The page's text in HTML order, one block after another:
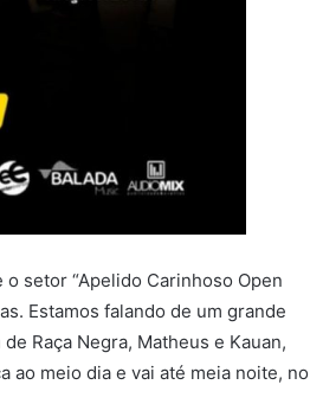
setor “Apelido Carinhoso Open
Estamos falando de um grande
Raça Negra, Matheus e Kauan,
ao meio dia e vai até meia noite, no